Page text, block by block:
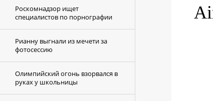
Роскомнадзор ищет
специалистов по порнографии
Рианну выгнали из мечети за
фотосессию
Олимпийский огонь взорвался в
руках у школьницы